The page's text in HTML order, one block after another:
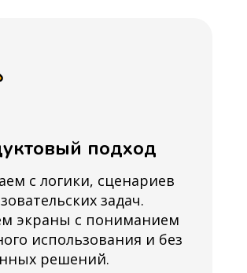
подход
с логики, сценариев
задач.
экраны с пониманием
использования и без
решений.